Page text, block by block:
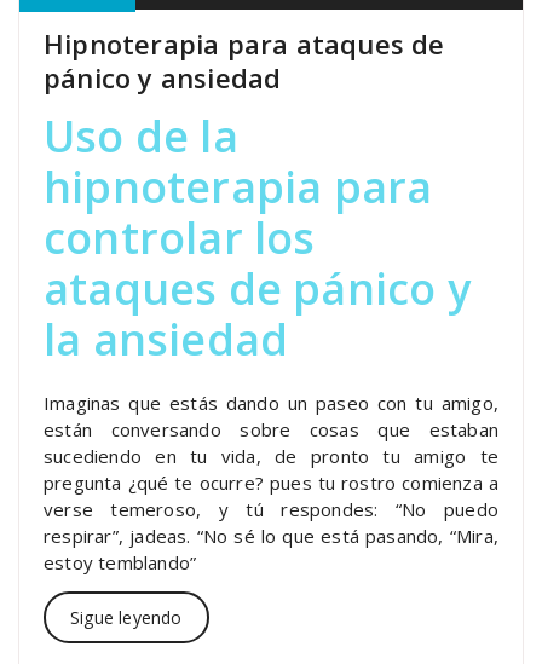
Hipnoterapia para ataques de
pánico y ansiedad
Uso de la
hipnoterapia para
controlar los
ataques de pánico y
la ansiedad
Imaginas que estás dando un paseo con tu amigo,
están conversando sobre cosas que estaban
sucediendo en tu vida, de pronto tu amigo te
pregunta ¿qué te ocurre? pues tu rostro comienza a
verse temeroso, y tú respondes: “No puedo
respirar”, jadeas. “No sé lo que está pasando, “Mira,
estoy temblando”
Sigue leyendo